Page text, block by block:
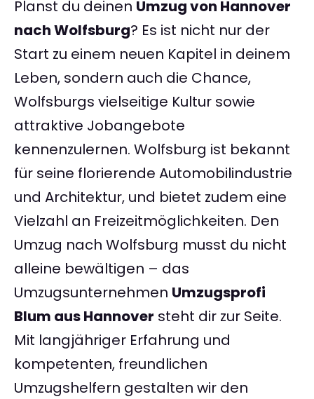
Planst du deinen Umzug von Hannover
nach Wolfsburg? Es ist nicht nur der
Start zu einem neuen Kapitel in deinem
Leben, sondern auch die Chance,
Wolfsburgs vielseitige Kultur sowie
attraktive Jobangebote
kennenzulernen. Wolfsburg ist bekannt
für seine florierende Automobilindustrie
und Architektur, und bietet zudem eine
Vielzahl an Freizeitmöglichkeiten. Den
Umzug nach Wolfsburg musst du nicht
alleine bewältigen – das
Umzugsunternehmen Umzugsprofi
Blum aus Hannover steht dir zur Seite.
Mit langjähriger Erfahrung und
kompetenten, freundlichen
Umzugshelfern gestalten wir den